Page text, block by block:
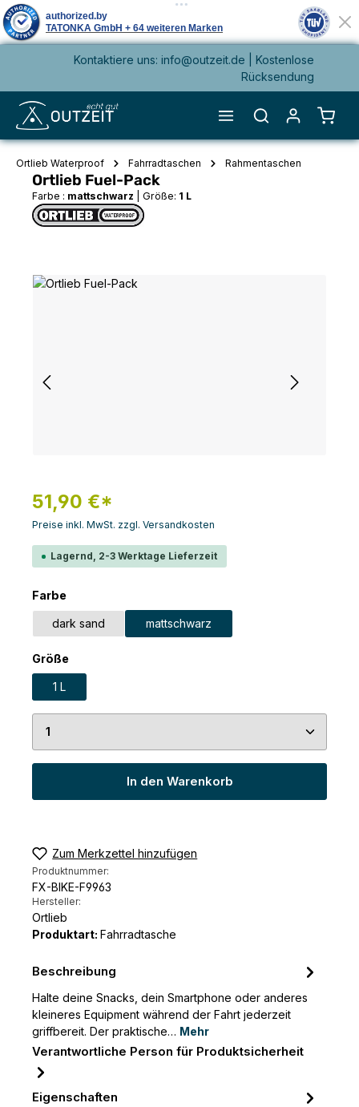
springenKontaktiere uns: info@outzeit.de | Kostenlose
Rücksendung
Ortlieb Waterproof Fahrradtaschen Rahmentaschen
Ortlieb Fuel-Pack
Farbe : mattschwarz Größe: 1 L
Bildergalerie überspringen
51,90 €*
Preise inkl. MwSt. zzgl. Versandkosten
Lagernd, 2-3 Werktage Lieferzeit
Farbeauswählen
dark sand mattschwarz
Größeauswählen
1 L
Produkt Anzahl: Gib den gewünschten Wert
In den Warenkorb
Zum Merkzettel hinzufügen
Produktnummer:
FX-BIKE-F9963
Hersteller:
Ortlieb
Produktart: Fahrradtasche
Beschreibung
Halte deine Snacks, dein Smartphone oder anderes
kleineres Equipment während der Fahrt jederzeit
griffbereit. Der praktische… Mehr
Verantwortliche Person für Produktsicherheit
Eigenschaften